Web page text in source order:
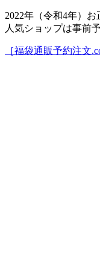
2022年（令和4年）
人気ショップは事前
［福袋通販予約注文